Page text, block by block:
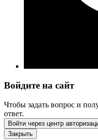
Войдите на сайт
Чтобы задать вопрос и
ответ.
Войти через центр
Закрыть